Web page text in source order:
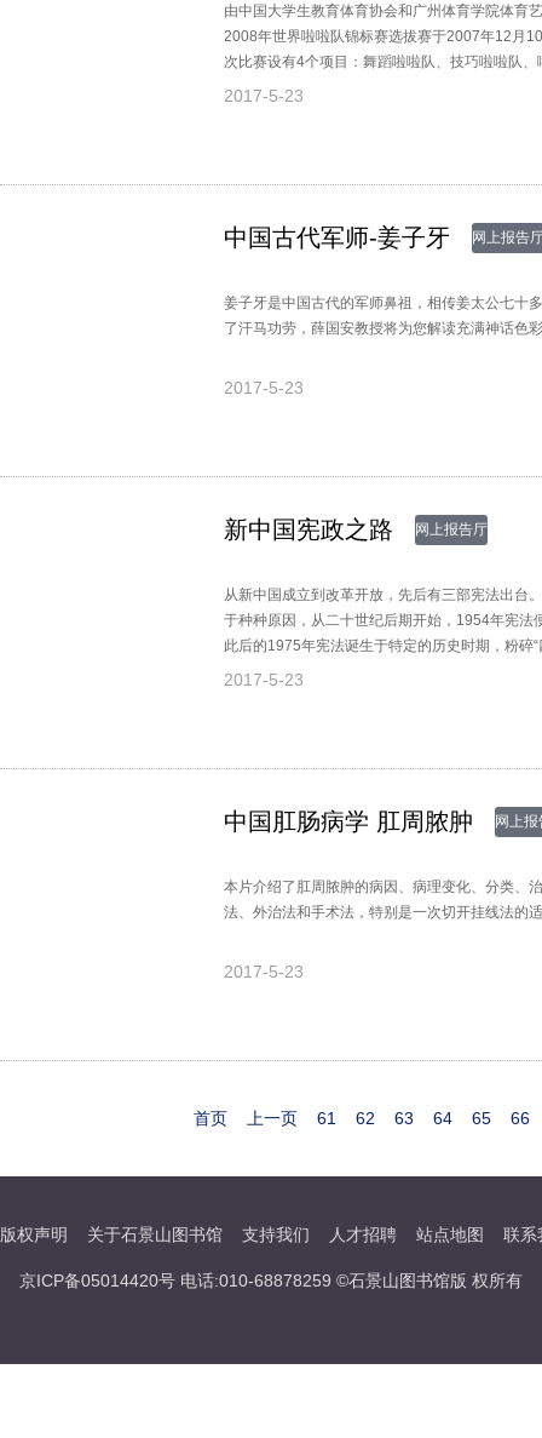
由中国大学生教育体育协会和广州体育学院体育
2008年世界啦啦队锦标赛选拔赛于2007年12月
次比赛设有4个项目：舞蹈啦啦队、技巧啦啦队
总冠军。本次比赛有来自全国各地的40多支队伍
2017-5-23
中国古代军师-姜子牙 网上报告
姜子牙是中国古代的军师鼻祖，相传姜太公七十
了汗马功劳，薛国安教授将为您解读充满神话色
2017-5-23
新中国宪政之路 网上报告厅
从新中国成立到改革开放，先后有三部宪法出台
于种种原因，从二十世纪后期开始，1954年宪
此后的1975年宪法诞生于特定的历史时期，粉碎
之。虽然78年宪法取得了一定进步，但是并未完
2017-5-23
中国肛肠病学 肛周脓肿 网上
本片介绍了肛周脓肿的病因、病理变化、分类、
法、外治法和手术法，特别是一次切开挂线法的
2017-5-23
首页 上一页 61 62 63 64 65 66
版权声明 关于石景山图书馆 支持我们 人才招聘 站点地图 联系
京ICP备05014420号 电话:010-68878259 ©石景山图书馆版 权所有